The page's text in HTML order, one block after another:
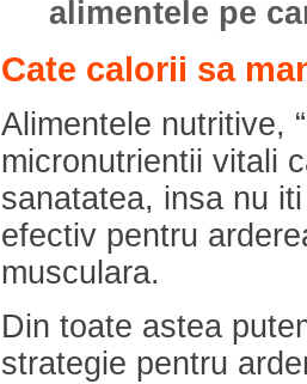
alimentele pe
Cate calorii sa
Alimentele nutritive,
micronutrientii vitali
sanatatea, insa nu
efectiv pentru
musculara.
Din toate astea
strategie pentru